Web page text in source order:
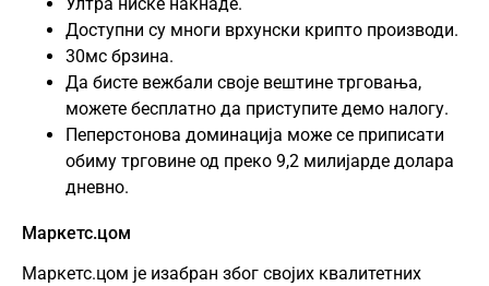
Доступни су многи врхунски крипто производи.
30мс брзина.
Да бисте вежбали своје вештине трговања,
можете бесплатно да приступите демо налогу.
Пеперстонова доминација може се приписати
обиму трговине од преко 9,2 милијарде долара
дневно.
Маркетс.цом
Маркетс.цом је изабран због својих квалитетних